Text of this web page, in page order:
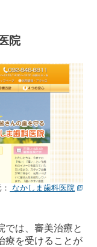
院
なかしま歯科医院
では、審美治療と
療を受けることが